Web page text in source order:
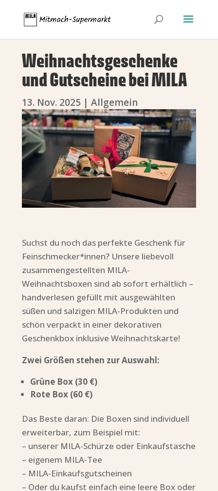
Weihnachtsgeschenke
und Gutscheine bei MILA
13. Nov. 2025| Allgemein
Suchst du noch das perfekte Geschenk für
Feinschmecker*innen? Unsere liebevoll
zusammengestellten MILA-
Weihnachtsboxen sind ab sofort erhältlich –
handverlesen gefüllt mit ausgewählten
süßen und salzigen MILA-Produkten und
schön verpackt in einer dekorativen
Geschenkbox inklusive Weihnachtskarte!
Zwei Größen stehen zur Auswahl:
Grüne Box (30 €)
Rote Box (60 €)
Das Beste daran: Die Boxen sind individuell
erweiterbar, zum Beispiel mit:
– unserer MILA-Schürze oder Einkaufstasche
– eigenem MILA-Tee
– MILA-Einkaufsgutscheinen
– Oder du kaufst einfach eine leere Box oder